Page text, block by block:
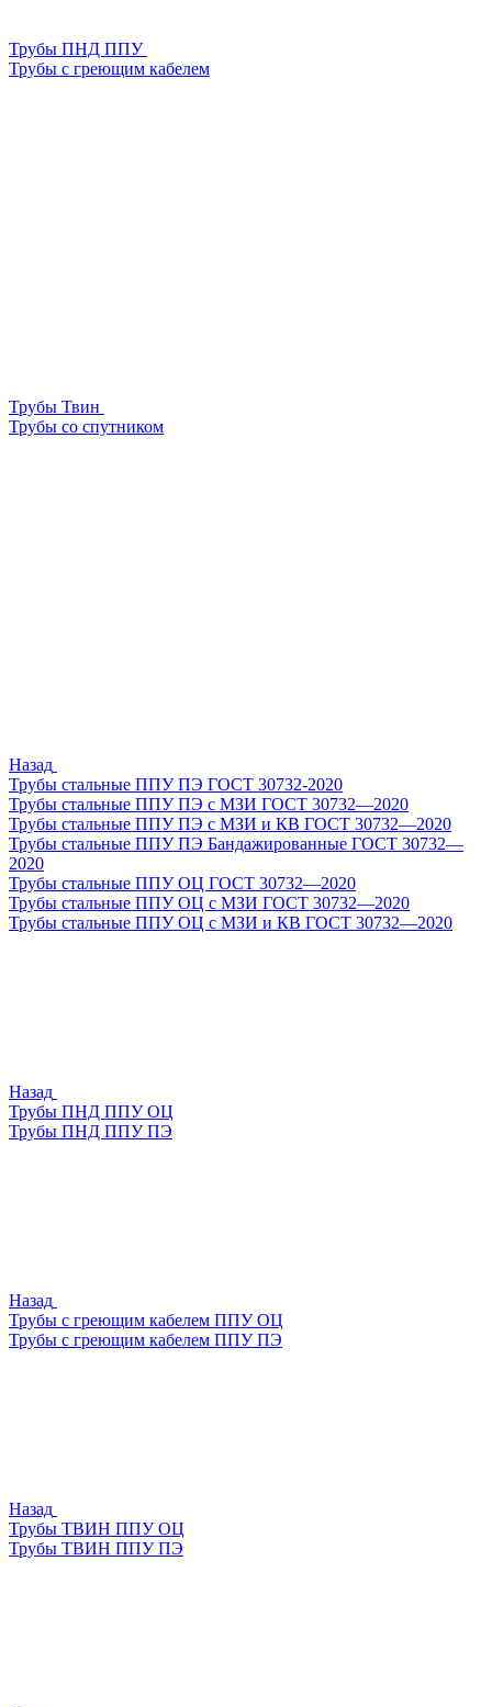
Трубы ПНД ППУ
Трубы с греющим кабелем
Трубы Твин
Трубы со спутником
Назад
Трубы стальные ППУ ПЭ ГОСТ 30732-2020
Трубы стальные ППУ ПЭ с МЗИ ГОСТ 30732—2020
Трубы стальные ППУ ПЭ с МЗИ и КВ ГОСТ 30732—2020
Трубы стальные ППУ ПЭ Бандажированные ГОСТ 30732—
2020
Трубы стальные ППУ ОЦ ГОСТ 30732—2020
Трубы стальные ППУ ОЦ с МЗИ ГОСТ 30732—2020
Трубы стальные ППУ ОЦ с МЗИ и КВ ГОСТ 30732—2020
Назад
Трубы ПНД ППУ ОЦ
Трубы ПНД ППУ ПЭ
Назад
Трубы с греющим кабелем ППУ ОЦ
Трубы с греющим кабелем ППУ ПЭ
Назад
Трубы ТВИН ППУ ОЦ
Трубы ТВИН ППУ ПЭ